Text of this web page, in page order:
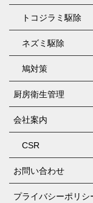
トコジラミ駆除
ネズミ駆除
鳩対策
厨房衛生管理
会社案内
CSR
お問い合わせ
プライバシーポリシ